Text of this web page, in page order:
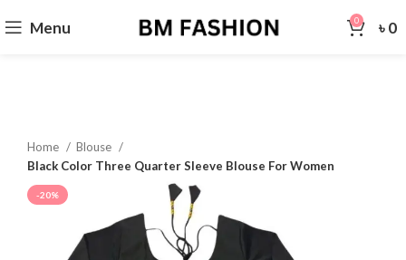
Menu 0 ৳0
Home
Blouse
Black Color Three Quarter Sleeve Blouse For Women
-20%